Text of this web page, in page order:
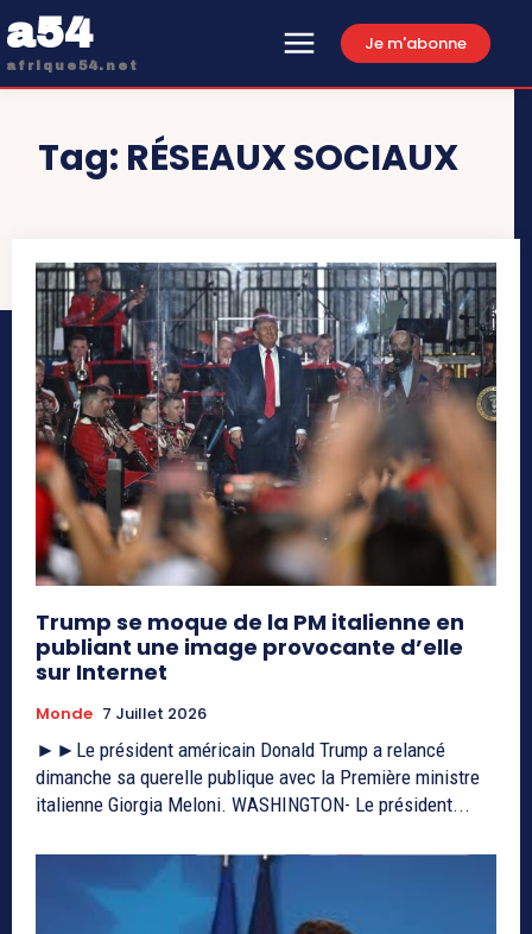
a54
afrique54.net
Je m'abonne
Tag: RÉSEAUX SOCIAUX
Trump se moque de la PM italienne en
publiant une image provocante d’elle
sur Internet
Monde 7 Juillet 2026
►►Le président américain Donald Trump a relancé
dimanche sa querelle publique avec la Première ministre
italienne Giorgia Meloni. WASHINGTON- Le président...